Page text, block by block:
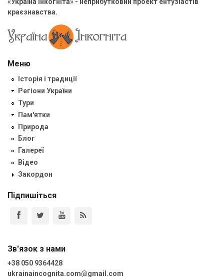
краєзнавства.
Меню
Історія і традиції
Регіони України
Тури
Пам'ятки
Природа
Блог
Галереї
Відео
Закордон
Підпишіться
Зв'язок з нами
+38 050 9364428
ukrainaincognita.com@gmail.com